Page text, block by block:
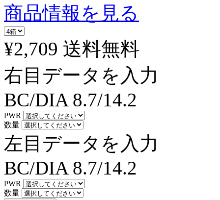
商品情報を見る
¥2,709 送料無料
右目データを入力
BC/DIA 8.7/14.2
PWR
数量
左目データを入力
BC/DIA 8.7/14.2
PWR
数量